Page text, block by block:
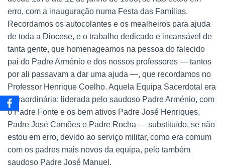
erro, com a inauguração numa Festa das Famílias.
Recordamos os autocolantes e os mealheiros para ajuda
de toda a Diocese, e o trabalho dedicado e incansável de
tanta gente, que homenageamos na pessoa do falecido
pai do Padre Arménio e dos nossos professores — tantos
por ali passavam a dar uma ajuda —, que recordamos no
Professor Henrique Coelho. Aquela Equipa Sacerdotal era
extraordinária: liderada pelo saudoso Padre Arménio, com
o Padre Fonte e os bem ativos Padre José Henriques,
Padre José Camões e Padre Rocha — substituído, se não
estou em erro, devido ao serviço militar, como era comum
com os padres mais novos da equipa, pelo também
saudoso Padre José Manuel.